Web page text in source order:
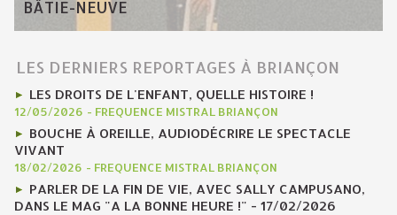
BÂTIE-NEUVE
LES DERNIERS REPORTAGES À BRIANÇON
LES DROITS DE L'ENFANT, QUELLE HISTOIRE !
12/05/2026 - FREQUENCE MISTRAL BRIANÇON
BOUCHE À OREILLE, AUDIODÉCRIRE LE SPECTACLE
VIVANT
18/02/2026 - FREQUENCE MISTRAL BRIANÇON
PARLER DE LA FIN DE VIE, AVEC SALLY CAMPUSANO,
DANS LE MAG "A LA BONNE HEURE !" - 17/02/2026